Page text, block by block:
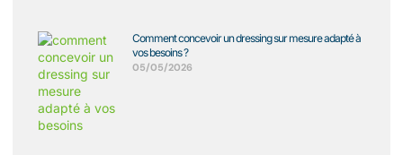
Comment concevoir un dressing sur mesure adapté à
vos besoins ?
05/05/2026